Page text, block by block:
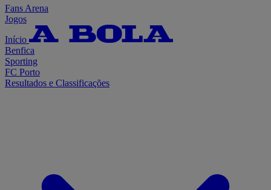
Fans Arena
Jogos
Início
Benfica
Sporting
FC Porto
Resultados e Classificações